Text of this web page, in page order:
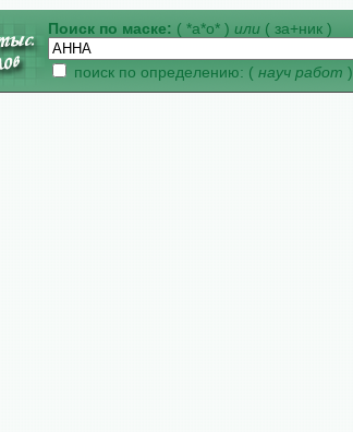
Поиск по маске: ( *а*о* ) или ( за+ник )
поиск по определению: ( науч работ )